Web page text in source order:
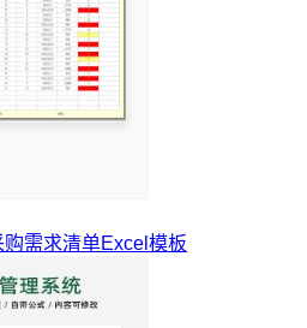
购需求清单Excel模板